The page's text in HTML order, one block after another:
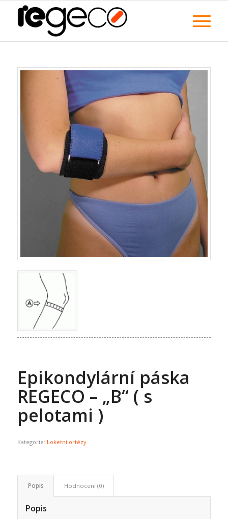
Epikondylární páska
REGECO – „B“ ( s
pelotami )
Kategorie: Loketní ortézy
Popis Hodnocení (0)
Popis